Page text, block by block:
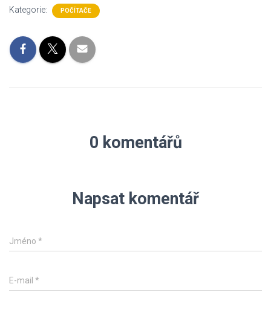
Kategorie: POČÍTAČE
0 komentářů
Napsat komentář
Jméno *
E-mail *